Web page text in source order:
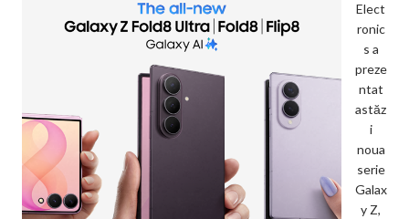
Elect
ronic
s a
preze
ntat
astăz
i
noua
serie
Galax
y Z,